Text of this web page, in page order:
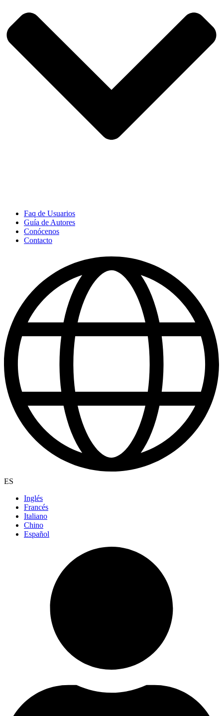
Faq de Usuarios
Guía de Autores
Conócenos
Contacto
ES
Inglés
Francés
Italiano
Chino
Español